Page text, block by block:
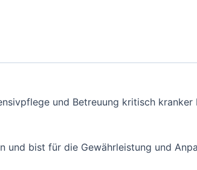
und Betreuung kritisch kranker
und bist für die Gewährleistung und